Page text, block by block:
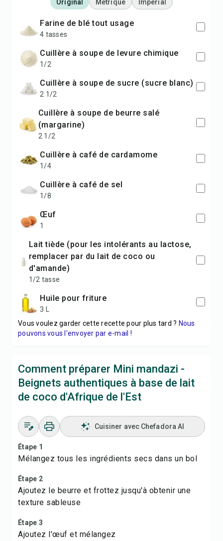
Original Métrique Impérial
farine de blé tout usage
4 tasses
cuillère à soupe de levure chimique
1/2
cuillère à soupe de sucre (sucre blanc)
2 1/2
cuillère à soupe de beurre salé
(margarine)
2 1/2
cuillère à café de cardamome
1/4
cuillère à café de sel
1/8
œuf
1
lait tiède (pour les intolérants au lactose,
remplacer par du lait de coco ou
d'amande)
1/2 tasse
huile pour friture
3 L
Vous voulez garder cette recette pour plus tard ? Nous
pouvons vous l'envoyer par e-mail !
Comment préparer Mini mandazi -
Beignets authentiques à base de lait
de coco d'Afrique de l'Est
Cuisiner avec Chefadora AI
Étape 1
Mélangez tous les ingrédients secs dans un bol
Étape 2
Ajoutez le beurre et frottez jusqu'à obtenir une
texture sableuse
Étape 3
Ajoutez l'œuf et mélangez